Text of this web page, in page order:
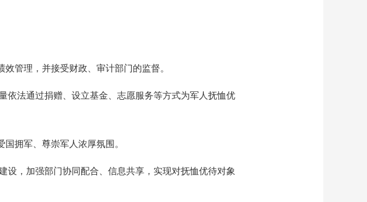
管理，并接受财政、审计部门的监督。
依法通过捐赠、设立基金、志愿服务等方式为军人抚恤优
拥军、尊崇军人浓厚氛围。
设，加强部门协同配合、信息共享，实现对抚恤优待对象